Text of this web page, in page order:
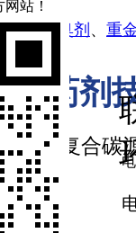
站！
保药剂
铊剂·复合碳
、杀菌除臭剂 、 重